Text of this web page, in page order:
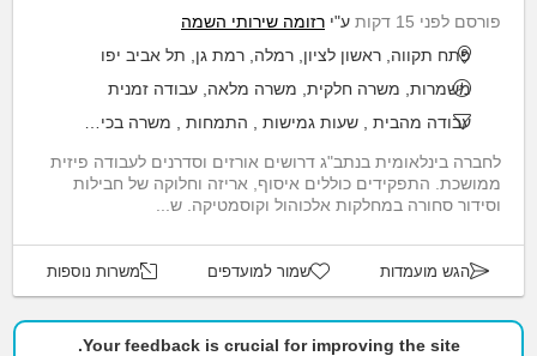
פורסם לפני 15 דקות ע"י רזומה שירותי השמה
פתח תקווה, ראשון לציון, רמלה, רמת גן, תל אביב יפו
משמרות, משרה חלקית, משרה מלאה, עבודה זמנית
עבודה מהבית
שעות גמישות התמחות משרה בכירה
לחברה בינלאומית בנתב"ג דרושים אורזים וסדרנים לעבודה פיזית
ממושכת. התפקידים כוללים איסוף, אריזה וחלוקה של חבילות
וסידור סחורה במחלקות אלכוהול וקוסמטיקה. ש...
הגש מועמדות שמור למועדפים משרות נוספות
Your feedback is crucial for improving the site.